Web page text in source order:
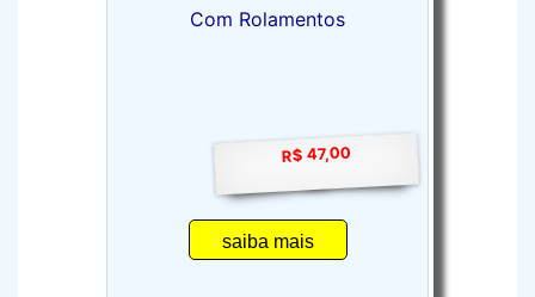
R$ 47,00
saiba mais